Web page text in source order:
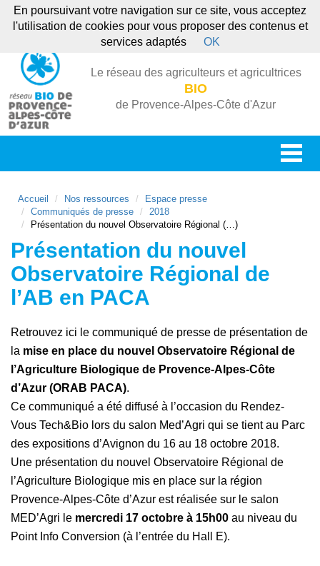
Le réseau des agriculteurs et agricultrices
BIO
de Provence-Alpes-Côte d'Azur
Accueil Nos ressources
Espace presse
Communiqués de presse
2018
Présentation du nouvel Observatoire Régional (…)
Présentation du nouvel
Observatoire Régional de
l’AB en PACA
Retrouvez ici le communiqué de presse de présentation de
la mise en place du nouvel Observatoire Régional de
l’Agriculture Biologique de Provence-Alpes-Côte
d’Azur (ORAB PACA).
Ce communiqué a été diffusé à l’occasion du Rendez-
Vous Tech&Bio lors du salon Med’Agri qui se tient au Parc
des expositions d’Avignon du 16 au 18 octobre 2018.
Une présentation du nouvel Observatoire Régional de
l’Agriculture Biologique mis en place sur la région
Provence-Alpes-Côte d’Azur est réalisée sur le salon
MED’Agri le mercredi 17 octobre à 15h00 au niveau du
Point Info Conversion (à l’entrée du Hall E).
En poursuivant votre navigation sur ce site, vous acceptez
l'utilisation de cookies pour vous proposer des contenus et
services adaptés
OK